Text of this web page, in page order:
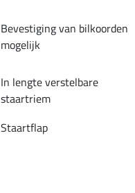
Bevestiging van bilkoorden
mogelijk
In lengte verstelbare
staartriem
Staartflap